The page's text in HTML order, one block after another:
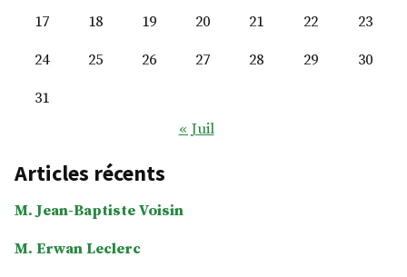
17
18 19 20 21 22
23
24
25 26 27 28 29
30
31
« Juil
Articles récents
M. Jean-Baptiste Voisin
M. Erwan Leclerc